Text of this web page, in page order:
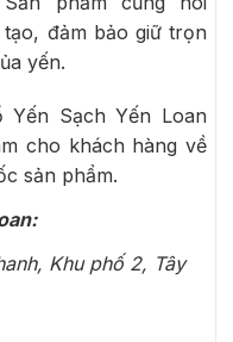
đảm bảo giữ trọn
yến.
Sạch Yến Loan
cho khách hàng về
sản phẩm.
Khu phố 2, Tây